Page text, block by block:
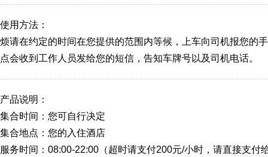
使用方法：
烦请在约定的时间在您提供的范围内等候，上车向司机报您的
点会收到工作人员发给您的短信，告知车牌号以及司机电话。
产品说明：
集合时间：您可自行决定
集合地点：您的入住酒店
服务时间：08:00-22:00（超时请支付200元/小时，请直接支付